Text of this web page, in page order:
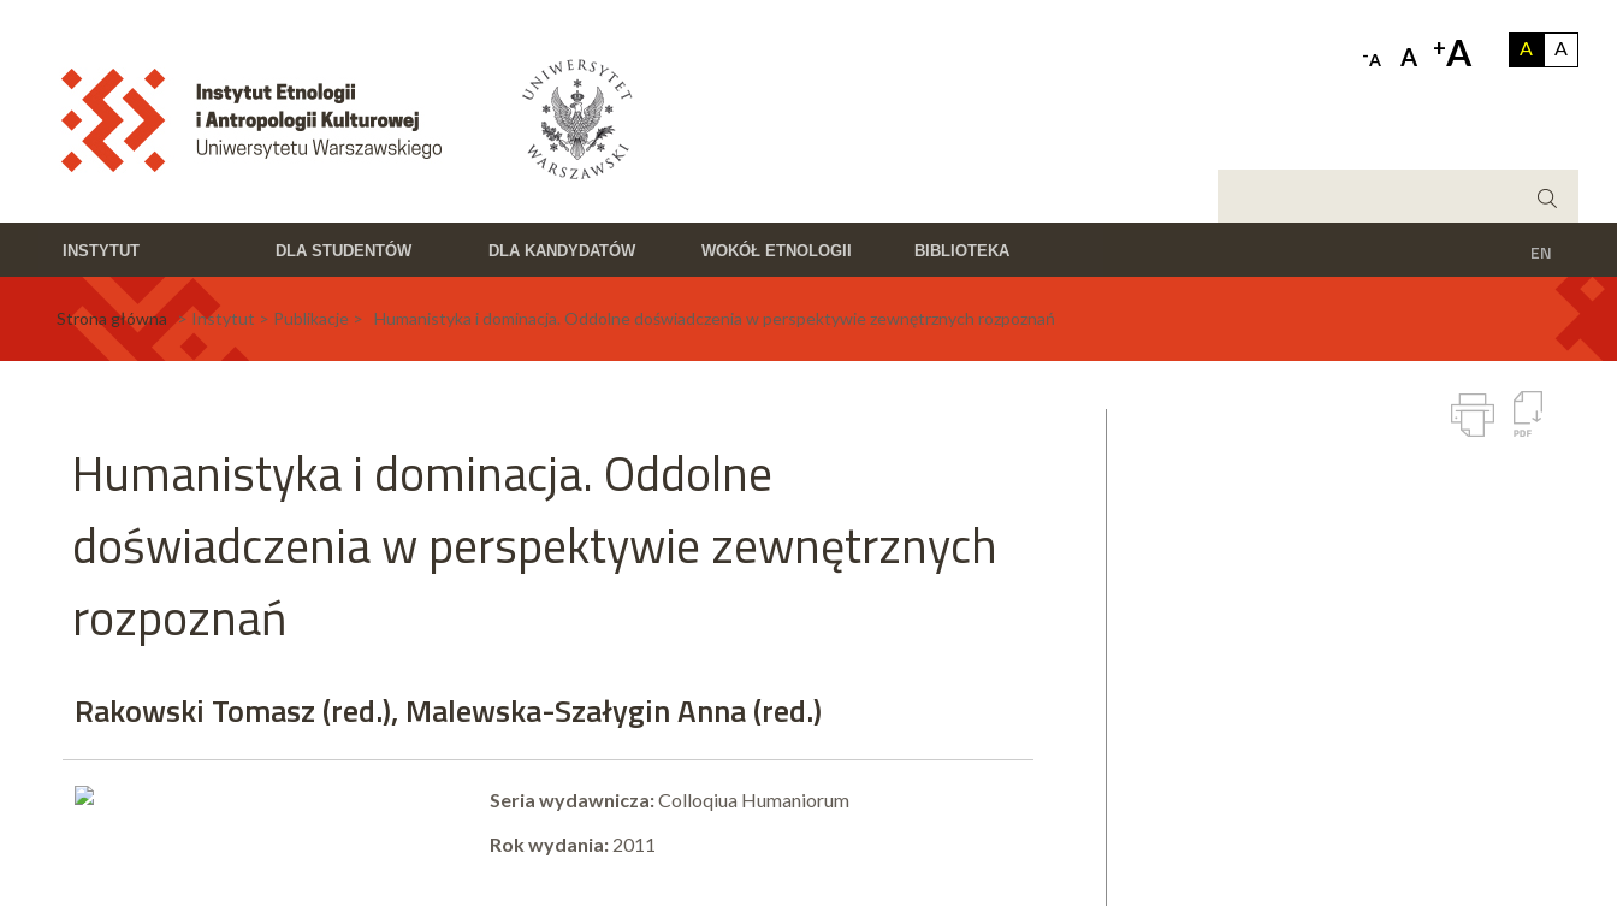
A
A
-A A +A
INSTYTUT DLA STUDENTÓW DLA KANDYDATÓW WOKÓŁ ETNOLOGII BIBLIOTEKA EN
Strona główna > Instytut > Publikacje > Humanistyka i dominacja. Oddolne doświadczenia w perspektywie zewnętrznych rozpoznań
Humanistyka i dominacja. Oddolne
doświadczenia w perspektywie zewnętrznych
rozpoznań
Rakowski Tomasz (red.), Malewska-Szałygin Anna (red.)
Seria wydawnicza:Colloqiua Humaniorum
Rok wydania: 2011